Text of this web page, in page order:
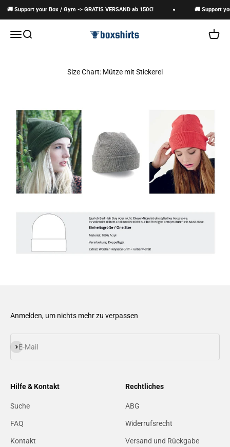
Zum Inhalt springen
🚚 Support your Box / Gym -> GRATIS VERSAND ab 150€! 🚚 Support
Navigationsmenü öffnen
Suche öffnen boxshirts
Size Chart: Mütze mit Stickerei
Anmelden, um nichts mehr zu verpassen
E-Mail
Abonnieren
Hilfe & Kontakt
Suche
FAQ
Kontakt
Rechtliches
ABG
Widerrufsrecht
Versand und Rückgabe